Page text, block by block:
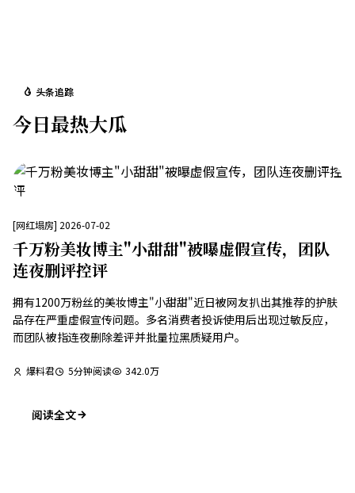
头条追踪
今日最热大瓜
[网红塌房] 2026-07-02
千万粉美妆博主"小甜甜"被曝虚假宣传，团队
连夜删评控评
拥有1200万粉丝的美妆博主"小甜甜"近日被网友扒出其推荐的护肤
品存在严重虚假宣传问题。多名消费者投诉使用后出现过敏反应，
而团队被指连夜删除差评并批量拉黑质疑用户。
爆料君 5分钟阅读 342.0万
阅读全文